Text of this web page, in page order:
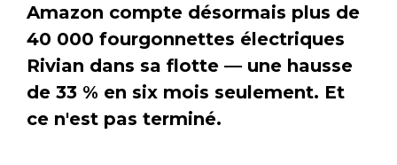
Amazon compte désormais plus de
40 000 fourgonnettes électriques
Rivian dans sa flotte — une hausse
de 33 % en six mois seulement. Et
ce n'est pas terminé.